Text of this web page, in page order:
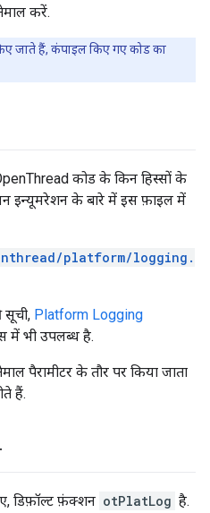
करें.
जाते हैं, कंपाइल किए गए कोड का
कोड के किन हिस्सों के
इन्यूमरेशन के बारे में इस फ़ाइल में
platform/logging.
सूची, Platform Logging
भी उपलब्ध है.
पैरामीटर के तौर पर किया जाता
हैं.
डिफ़ॉल्ट फ़ंक्शन otPlatLog है.